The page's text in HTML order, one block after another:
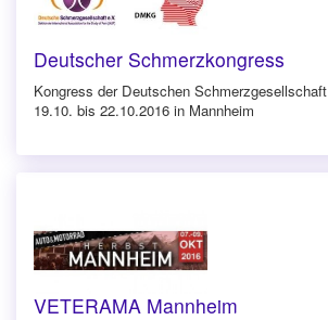
Deutscher Schmerzkongress
Kongress der Deutschen Schmerzgesellschaft
19.10. bis 22.10.2016 in Mannheim
VETERAMA Mannheim